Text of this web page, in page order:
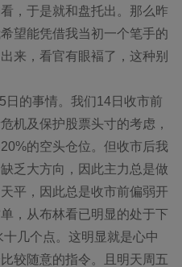
，于是就和盘托出。那么昨
望能凭借我当初一个笔手的
来，看官有眼褔了，这种别
的事情。我们14日收市前
机及保护股票头寸的考虑，
的空头仓位。但收市后我
乏大方向，因此主力总是做
平，因此总是收市前偏弱开
，从布林看已明显的处于下
几个点。这明显就是心中
较随意的指令。且明天周五